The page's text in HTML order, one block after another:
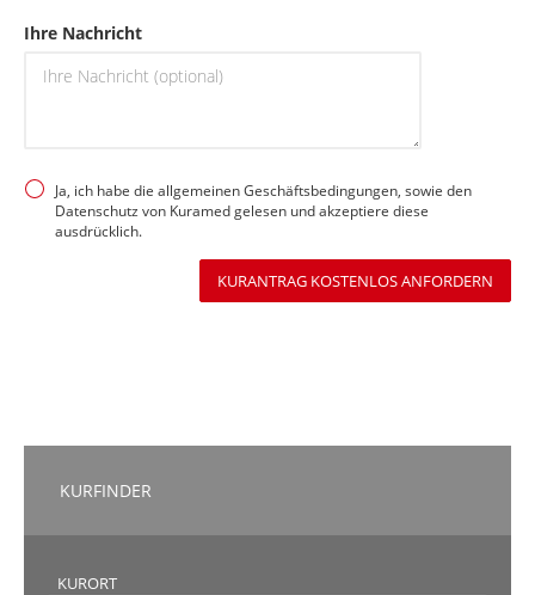
Ihre Nachricht
Ja, ich habe die allgemeinen Geschäftsbedingungen, sowie den
Datenschutz von Kuramed gelesen und akzeptiere diese
ausdrücklich.
KURANTRAG KOSTENLOS ANFORDERN
KURFINDER
KURORT